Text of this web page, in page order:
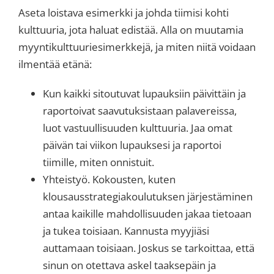
Aseta loistava esimerkki ja johda tiimisi kohti
kulttuuria, jota haluat edistää. Alla on muutamia
myyntikulttuuriesimerkkejä, ja miten niitä voidaan
ilmentää etänä:
Kun kaikki sitoutuvat lupauksiin päivittäin ja
raportoivat saavutuksistaan palavereissa,
luot vastuullisuuden kulttuuria. Jaa omat
päivän tai viikon lupauksesi ja raportoi
tiimille, miten onnistuit.
Yhteistyö. Kokousten, kuten
klousausstrategiakoulutuksen järjestäminen
antaa kaikille mahdollisuuden jakaa tietoaan
ja tukea toisiaan. Kannusta myyjiäsi
auttamaan toisiaan. Joskus se tarkoittaa, että
sinun on otettava askel taaksepäin ja